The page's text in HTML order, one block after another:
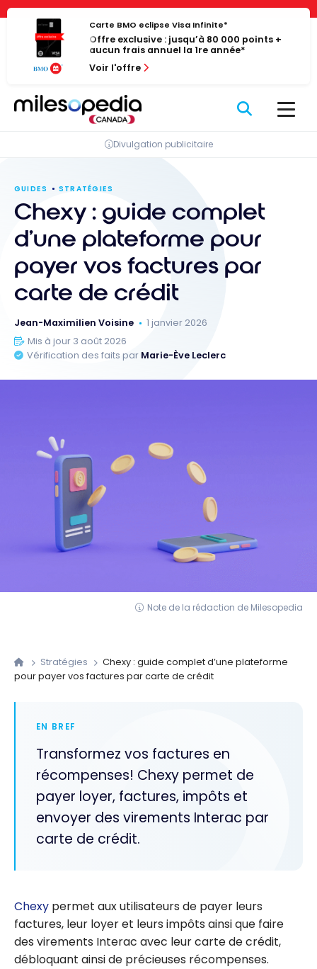
Panneau de gestion des cookies
Passer
contenu
Carte BMO eclipse Visa Infinite*
Offre exclusive : jusqu’à 80 000 points +
aucun frais annuel la 1re année*
Voir l'offre
Divulgation publicitaire
GUIDES STRATÉGIES
Chexy : guide complet
d’une plateforme pour
payer vos factures par
carte de crédit
Jean-Maximilien Voisine
1 janvier 2026
Mis à jour 3 août 2026
Vérification des faits par Marie-Ève Leclerc
Note de la rédaction de Milesopedia
Stratégies
Chexy : guide complet d’une plateforme
pour payer vos factures par carte de crédit
EN BREF
Transformez vos factures en
récompenses! Chexy permet de
payer loyer, factures, impôts et
envoyer des virements Interac par
carte de crédit.
Chexy permet aux utilisateurs de payer leurs
factures, leur loyer et leurs impôts ainsi que faire
des virements Interac avec leur carte de crédit,
débloquant ainsi de précieuses récompenses.